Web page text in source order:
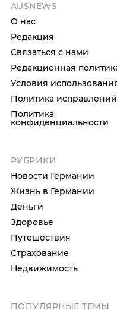
AUSNEWS
О нас
Редакция
Связаться с нами
Редакционная
Условия
Политика исправлений
Политика
конфиденциальности
РУБРИКИ
Новости Германии
Жизнь в Германии
Деньги
Здоровье
Путешествия
Страхование
Недвижимость
ПОПУЛЯРНЫЕ ТЕМЫ